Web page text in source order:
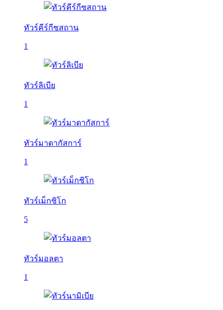
ทัวร์คีร์กีซสถาน
1
ทัวร์ลิเบีย
1
ทัวร์มาดากัสการ์
1
ทัวร์เม็กซิโก
5
ทัวร์มอลตา
1